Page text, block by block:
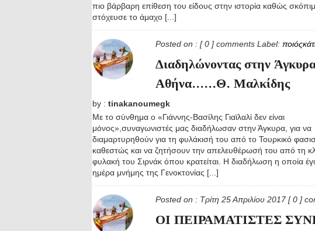
πιο βάρβαρη επίθεση του είδους στην ιστορία καθώς
στόχευσε το άμαχο [...]
Posted on : [ 0 ] comments Label:
Διαδηλώνοντας στην
Αθήνα......Θ. Μαλκίδης
by : tinakanoumegk
Με το σύνθημα ο «Γιάννης-Βασίλης Γιαϊλαλί δεν είναι
μόνος»,συναγωνιστές μας διαδήλωσαν στην Άγκυρα, για να
διαμαρτυρηθούν για τη φυλάκισή του από το Τουρκικό
καθεστώς και να ζητήσουν την απελευθέρωσή του από τη
φυλακή του Σιρνάκ όπου κρατείται. Η διαδήλωση η οποία
ημέρα μνήμης της Γενοκτονίας [...]
Posted on : Τρίτη 25 Απριλίου 2017[ 0 ]
ΟΙ ΠΕΙΡΑΜΑΤΙΣΤΕΣ